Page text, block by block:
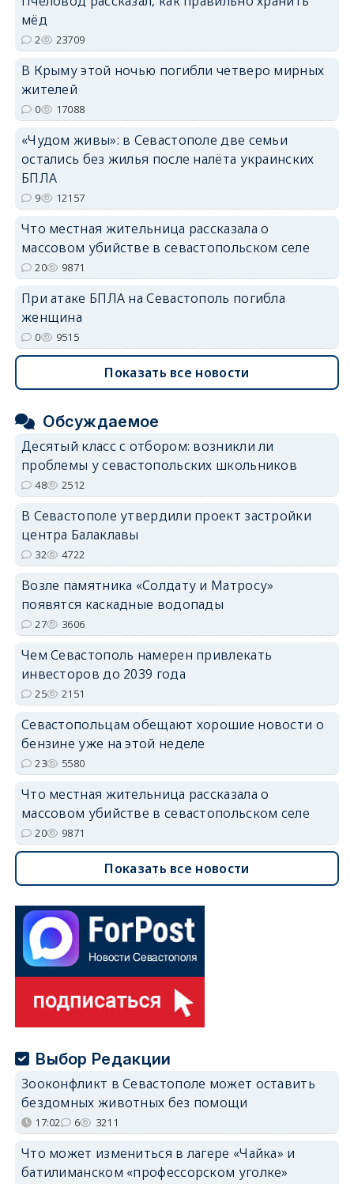
erid: 2SDnjdPjgYS
erid: 2SDnjdvhGXG
мёд
2 23709
В Крыму этой ночью погибли четверо мирных
жителей
0 17088
«Чудом живы»: в Севастополе две семьи
остались без жилья после налёта украинских
БПЛА
9 12157
Что местная жительница рассказала о
массовом убийстве в севастопольском селе
20 9871
При атаке БПЛА на Севастополь погибла
женщина
0 9515
Показать все новости
Обсуждаемое
Десятый класс с отбором: возникли ли
проблемы у севастопольских школьников
48 2512
В Севастополе утвердили проект застройки
центра Балаклавы
32 4722
Возле памятника «Солдату и Матросу»
появятся каскадные водопады
27 3606
Чем Севастополь намерен привлекать
инвесторов до 2039 года
25 2151
Севастопольцам обещают хорошие новости о
бензине уже на этой неделе
23 5580
Что местная жительница рассказала о
массовом убийстве в севастопольском селе
20 9871
Показать все новости
Выбор Редакции
Зооконфликт в Севастополе может оставить
бездомных животных без помощи
17:02 6 3211
Что может измениться в лагере «Чайка» и
батилиманском «профессорском уголке»